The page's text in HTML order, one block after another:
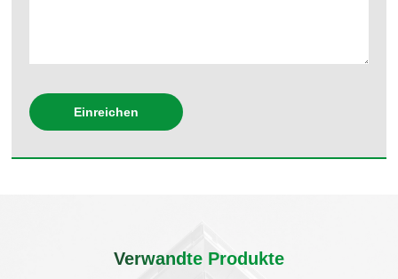
Einreichen
Verwandte Produkte